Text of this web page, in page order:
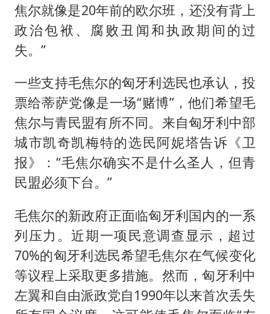
焦尔就像是20年前的欧尔班，还没有背上
政治包袱、腐败丑闻和执政期间的过
失。”
一些支持毛焦尔的匈牙利选民也承认，投
票给蒂萨党像是一场“赌博”，他们希望毛
焦尔与青民盟有所不同。来自匈牙利中部
城市凯奇凯梅特的选民阿妮塔告诉《卫
报》：“毛焦尔确实不是什么圣人，但青
民盟必须下台。”
毛焦尔的新政府正面临匈牙利国内的一系
列压力。近期一项民意调查显示，超过
70%的匈牙利选民希望毛焦尔在气候变化
等议程上采取更多措施。然而，匈牙利中
左翼和自由派政党自1990年以来首次丢失